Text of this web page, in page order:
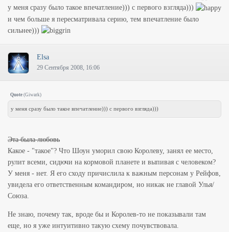
у меня сразу было такое впечатление))) с первого взгляда)))
и чем больше я пересматривала серию, тем впечатление было
сильнее)))
Elsa
29 Сентября 2008, 16:06
Quote (Giwark)
у меня сразу было такое впечатление))) с первого взгляда)))
Эта была любовь
Какое - "такое"? Что Шоун уморил свою Королеву, занял ее место,
рулит всеми, сидючи на кормовой планете и выпивая с человеком?
У меня - нет. Я его сходу причислила к важным персонам у Рейфов,
увидела его ответственным командиром, но никак не главой Улья/
Союза.
Не знаю, почему так, вроде бы и Королев-то не показывали там
еще, но я уже интуитивно такую схему почувствовала.